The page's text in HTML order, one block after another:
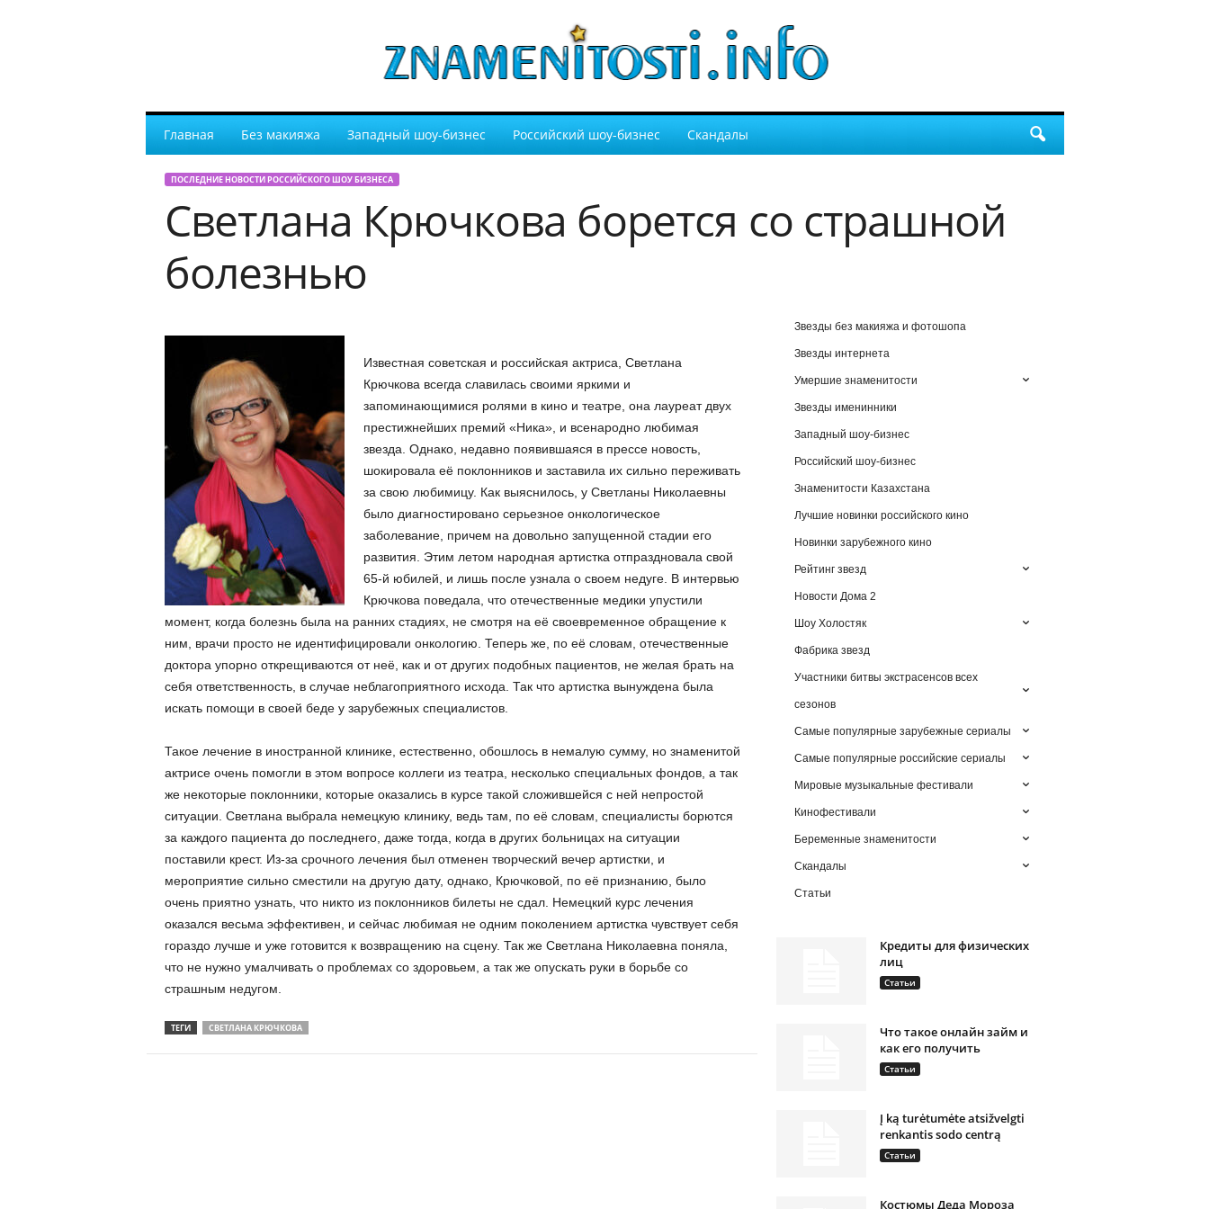
Главная Без макияжа Западный шоу-бизнес Российский шоу-бизнес Скандалы
ПОСЛЕДНИЕ НОВОСТИ РОССИЙСКОГО ШОУ БИЗНЕСА
Светлана Крючкова борется со страшной
болезнью
Известная советская и российская актриса, Светлана
Крючкова всегда славилась своими яркими и
запоминающимися ролями в кино и театре, она лауреат двух
престижнейших премий «Ника», и всенародно любимая
звезда. Однако, недавно появившаяся в прессе новость,
шокировала её поклонников и заставила их сильно переживать
за свою любимицу. Как выяснилось, у Светланы Николаевны
было диагностировано серьезное онкологическое
заболевание, причем на довольно запущенной стадии его
развития. Этим летом народная артистка отпраздновала свой
65-й юбилей, и лишь после узнала о своем недуге. В интервью
Крючкова поведала, что отечественные медики упустили
момент, когда болезнь была на ранних стадиях, не смотря на её своевременное обращение к
ним, врачи просто не идентифицировали онкологию. Теперь же, по её словам, отечественные
доктора упорно открещиваются от неё, как и от других подобных пациентов, не желая брать на
себя ответственность, в случае неблагоприятного исхода. Так что артистка вынуждена была
искать помощи в своей беде у зарубежных специалистов.
Такое лечение в иностранной клинике, естественно, обошлось в немалую сумму, но знаменитой
актрисе очень помогли в этом вопросе коллеги из театра, несколько специальных фондов, а так
же некоторые поклонники, которые оказались в курсе такой сложившейся с ней непростой
ситуации. Светлана выбрала немецкую клинику, ведь там, по её словам, специалисты борются
за каждого пациента до последнего, даже тогда, когда в других больницах на ситуации
поставили крест. Из-за срочного лечения был отменен творческий вечер артистки, и
мероприятие сильно сместили на другую дату, однако, Крючковой, по её признанию, было
очень приятно узнать, что никто из поклонников билеты не сдал. Немецкий курс лечения
оказался весьма эффективен, и сейчас любимая не одним поколением артистка чувствует себя
гораздо лучше и уже готовится к возвращению на сцену. Так же Светлана Николаевна поняла,
что не нужно умалчивать о проблемах со здоровьем, а так же опускать руки в борьбе со
страшным недугом.
ТЕГИ СВЕТЛАНА КРЮЧКОВА
Звезды без макияжа и фотошопа
Звезды интернета
Умершие знаменитости
Звезды именинники
Западный шоу-бизнес
Российский шоу-бизнес
Знаменитости Казахстана
Лучшие новинки российского кино
Новинки зарубежного кино
Рейтинг звезд
Новости Дома 2
Шоу Холостяк
Фабрика звезд
Участники битвы экстрасенсов всех
сезонов
Самые популярные зарубежные сериалы
Самые популярные российские сериалы
Мировые музыкальные фестивали
Кинофестивали
Беременные знаменитости
Скандалы
Статьи
Кредиты для физических
лиц
Статьи
Что такое онлайн займ и
как его получить
Статьи
Į ką turėtumėte atsižvelgti
renkantis sodo centrą
Статьи
Костюмы Деда Мороза